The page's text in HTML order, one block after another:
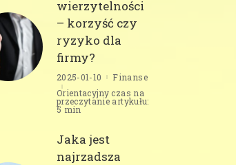
wierzytelności
– korzyść czy
ryzyko dla
firmy?
2025-01-10
Finanse
Orientacyjny czas na
przeczytanie artykułu:
5 min
Jaka jest
najrzadsza